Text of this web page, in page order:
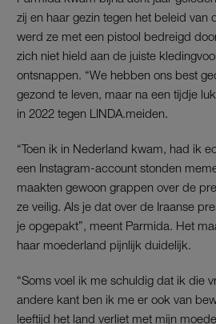
zij en haar gezin tegen het beleid van
werd ze met een pistool bedreigd
zich niet hield aan de juiste
ontsnappen. “We hebben ons best
gezond te leven, maar na een tijdje
in 2022 tegen LINDA.meiden.
“Toen ik in Nederland kwam, had ik
een Instagram-account stonden
maakten gewoon grappen over de
ze veilig. Als je dat over de Iraanse
je opgepakt”, meent Parmida. Het
haar moederland pijnlijk duidelijk.
“Soms voel ik me schuldig dat ik die
andere kant ben ik me er ook van
leeftijd het land verliet met mijn